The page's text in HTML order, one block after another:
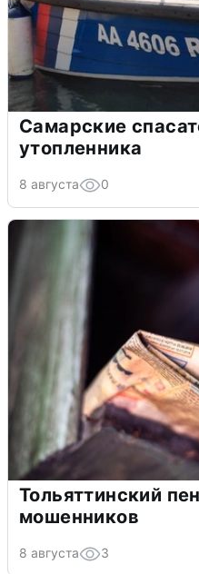
Самарские
утопленника
8 августа 0
Тольяттинский
мошенников
8 августа 3